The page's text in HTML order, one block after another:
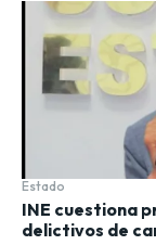
Estado
INE cuestiona
delictivos de